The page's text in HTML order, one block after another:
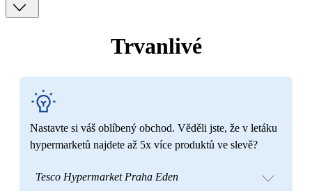
Trvanlivé
Nastavte si váš oblíbený obchod. Věděli jste, že v letáku
hypermarketů najdete až 5x více produktů ve slevě?
Tesco Hypermarket Praha Eden